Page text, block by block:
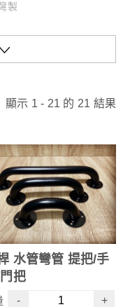
製
顯示 1 - 21 的 21 結果
水管彎管 提把/手
把
- +